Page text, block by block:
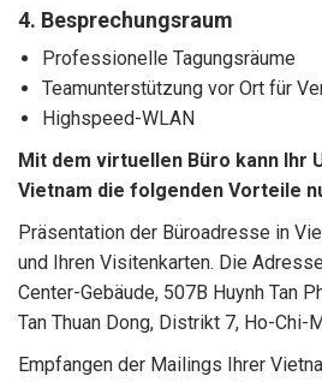
4. Besprechungsraum
Professionelle Tagungsräume
Teamunterstützung vor Ort für
Highspeed-WLAN
Mit dem virtuellen Büro kann Ihr
Vietnam die folgenden Vorteile
Präsentation der Büroadresse in
und Ihren Visitenkarten. Die
Center-Gebäude, 507B Huynh Tan
Tan Thuan Dong, Distrikt 7, Ho-Chi-
Empfangen der Mailings Ihrer